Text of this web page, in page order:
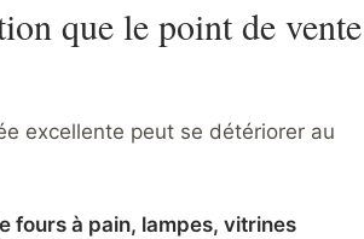
que le point de vente
excellente peut se détériorer au
fours à pain, lampes, vitrines